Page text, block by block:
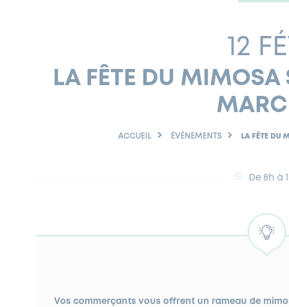
12
LA FÊTE DU MIMOSA
ACCUEIL ÉVÉNEMENTS LA FÊTE DU
De 8h à
Vos commerçants vous offrent un rameau de